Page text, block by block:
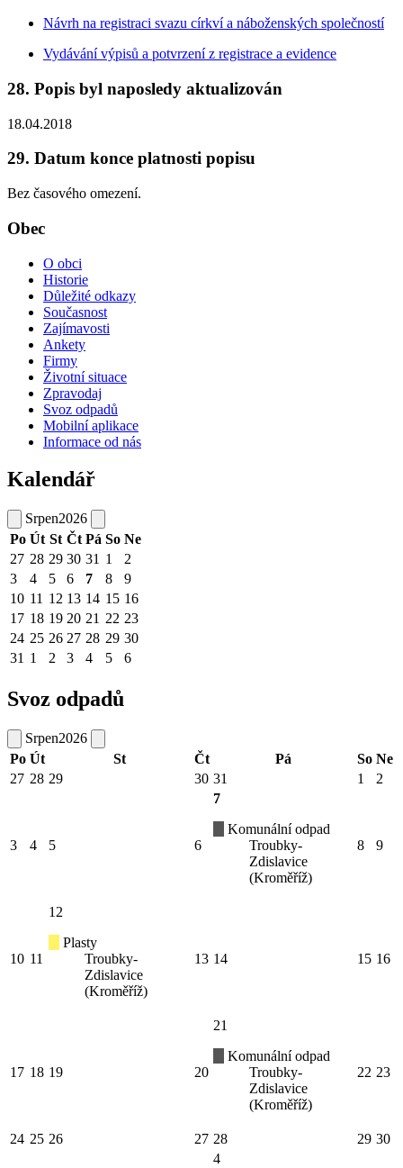
Návrh na registraci svazu církví a náboženských společností
Vydávání výpisů a potvrzení z registrace a evidence
28. Popis byl naposledy aktualizován
18.04.2018
29. Datum konce platnosti popisu
Bez časového omezení.
Obec
O obci
Historie
Důležité odkazy
Současnost
Zajímavosti
Ankety
Firmy
Životní situace
Zpravodaj
Svoz odpadů
Mobilní aplikace
Informace od nás
Kalendář
Srpen2026
Po Út St Čt Pá So Ne
27 28 29 30 31 1
2
3
4 5 6 7 8
9
10 11 12 13 14 15 16
17 18 19 20 21 22 23
24 25 26 27 28 29 30
31 1 2 3 4 5 6
Svoz odpadů
Srpen2026
Po Út St Čt Pá So Ne
27 28 29 30 31 1 2
3 4 5 6
7
Komunální odpad
Troubky-
Zdislavice
(Kroměříž)
8 9
10 11
12
Plasty
Troubky-
Zdislavice
(Kroměříž)
13 14 15 16
17 18 19 20
21
Komunální odpad
Troubky-
Zdislavice
(Kroměříž)
22 23
24 25 26 27 28 29 30
4